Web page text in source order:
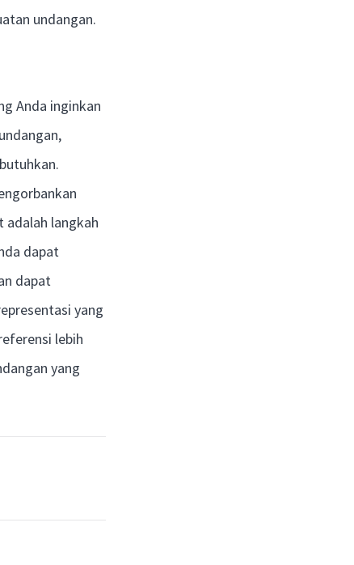
undangan.
Anda inginkan
adalah langkah
dapat
dapat
yang
lebih
yang